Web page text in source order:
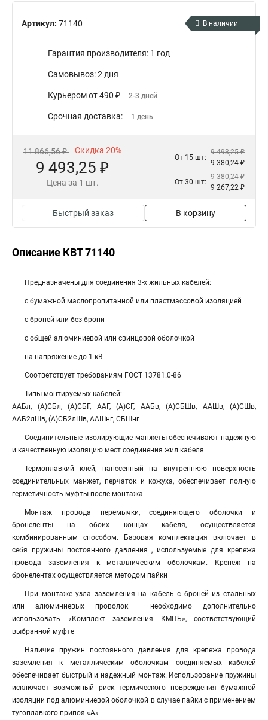
Артикул: 71140 В наличии
Гарантия производителя: 1 год
Самовывоз: 2 дня
Курьером от 490 ₽ 2-3 дней
Срочная доставка: 1 день
11 866,56 ₽ Скидка 20%
9 493,25 ₽
Цена за 1 шт.
От 15 шт:
9 493,25 ₽
9 380,24 ₽
От 30 шт:
9 380,24 ₽
9 267,22 ₽
Быстрый заказ В корзину
Описание КВТ 71140
Предназначены для соединения 3-х жильных кабелей:
с бумажной маслопропитанной или пластмассовой изоляцией
с броней или без брони
с общей алюминиевой или свинцовой оболочкой
на напряжение до 1 кВ
Соответствует требованиям ГОСТ 13781.0-86
Типы монтируемых кабелей:
ААБл, (А)СБл, (А)СБГ, ААГ, (А)СГ, ААБв, (А)СБШв, ААШв, (А)СШв,
ААБ2лШв, (А)СБ2лШв, ААШнг, СБШнг
Соединительные изолирующие манжеты обеспечивают надежную
и качественную изоляцию мест соединения жил кабеля
Термоплавкий клей, нанесенный на внутреннюю поверхность
соединительных манжет, перчаток и кожуха, обеспечивает полную
герметичность муфты после монтажа
Монтаж провода перемычки, соединяющего оболочки и
бронеленты на обоих концах кабеля, осуществляется
комбинированным способом. Базовая комплектация включает в
себя пружины постоянного давления , используемые для крепежа
провода заземления к металлическим оболочкам. Крепеж на
бронелентах осуществляется методом пайки
При монтаже узла заземления на кабель с броней из стальных
или алюминиевых проволок необходимо дополнительно
использовать «Комплект заземления КМПБ», соответствующий
выбранной муфте
Наличие пружин постоянного давления для крепежа провода
заземления к металлическим оболочкам соединяемых кабелей
обеспечивает быстрый и надежный монтаж. Использование пружины
исключает возможный риск термического повреждения бумажной
изоляции под алюминиевой оболочкой в случае пайки с применением
тугоплавкого припоя «А»